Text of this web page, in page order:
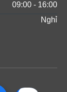
09:00 - 16:00
Nghỉ